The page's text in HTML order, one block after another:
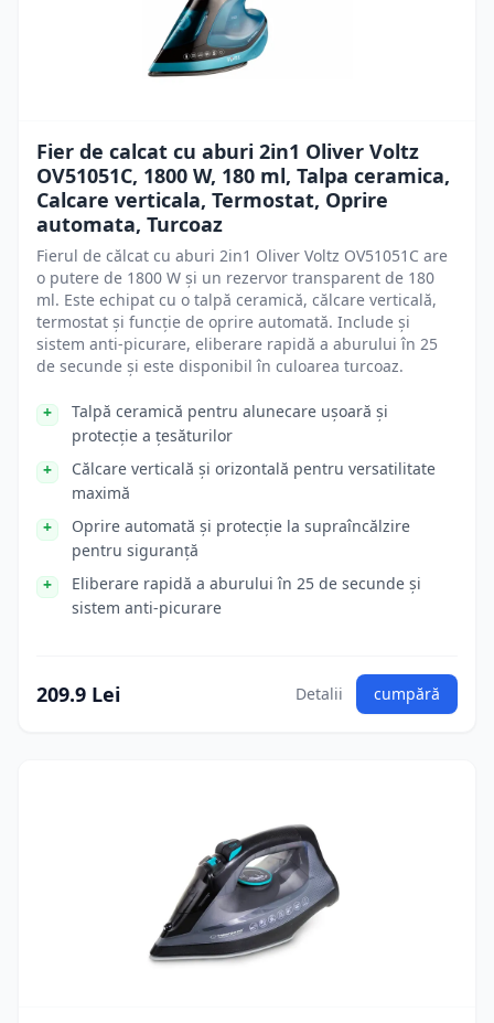
Fier de calcat cu aburi 2in1 Oliver Voltz
OV51051C, 1800 W, 180 ml, Talpa ceramica,
Calcare verticala, Termostat, Oprire
automata, Turcoaz
Fierul de călcat cu aburi 2in1 Oliver Voltz OV51051C are
o putere de 1800 W și un rezervor transparent de 180
ml. Este echipat cu o talpă ceramică, călcare verticală,
termostat și funcție de oprire automată. Include și
sistem anti-picurare, eliberare rapidă a aburului în 25
de secunde și este disponibil în culoarea turcoaz.
Talpă ceramică pentru alunecare ușoară și
protecție a țesăturilor
Călcare verticală și orizontală pentru versatilitate
maximă
Oprire automată și protecție la supraîncălzire
pentru siguranță
Eliberare rapidă a aburului în 25 de secunde și
sistem anti-picurare
209.9 Lei Detalii cumpără